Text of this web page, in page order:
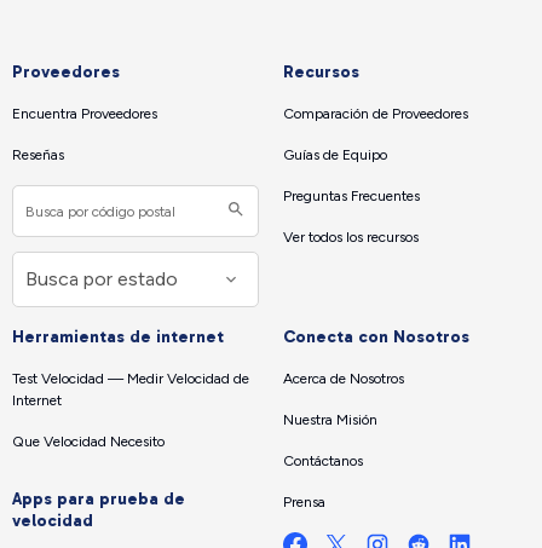
Proveedores
Encuentra Proveedores
Reseñas
Recursos
Comparación de Proveedores
Guías de Equipo
Preguntas Frecuentes
Ver todos los recursos
Herramientas de internet
Test Velocidad — Medir Velocidad de
Internet
Que Velocidad Necesito
Apps para prueba de
velocidad
Conecta con Nosotros
Acerca de Nosotros
Nuestra Misión
Contáctanos
Prensa